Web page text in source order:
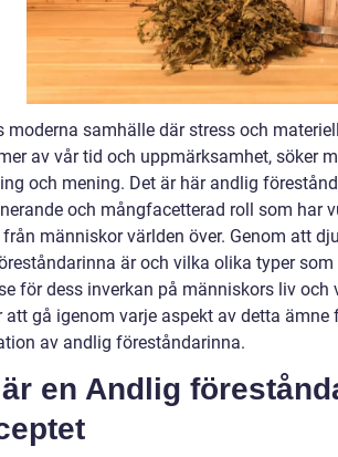
moderna samhälle där stress och
av vår tid och uppmärksamhet, söker
och mening. Det är här andlig
och mångfacetterad roll som har
människor världen över. Genom att
är och vilka olika typer
för dess inverkan på människors liv och
att gå igenom varje aspekt av detta
av andlig föreståndarinna.
en Andlig